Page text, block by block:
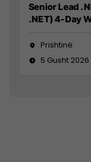
Senior Lead
.NET) 4-Day
Prishtinë
5 Gusht 2026